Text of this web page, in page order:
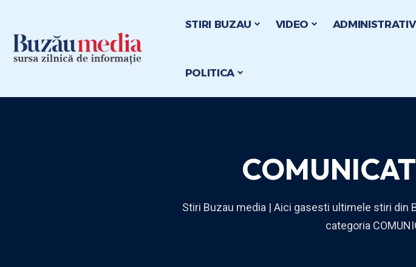
STIRI BUZAU VIDEO ADMINISTRATIV
POLITICA
Stiri Buzau media | Aici gasesti ultimele stiri din
categoria